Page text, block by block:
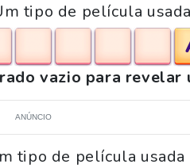
tipo de película
vazio para revelar
ANÚNCIO
tipo de película usada